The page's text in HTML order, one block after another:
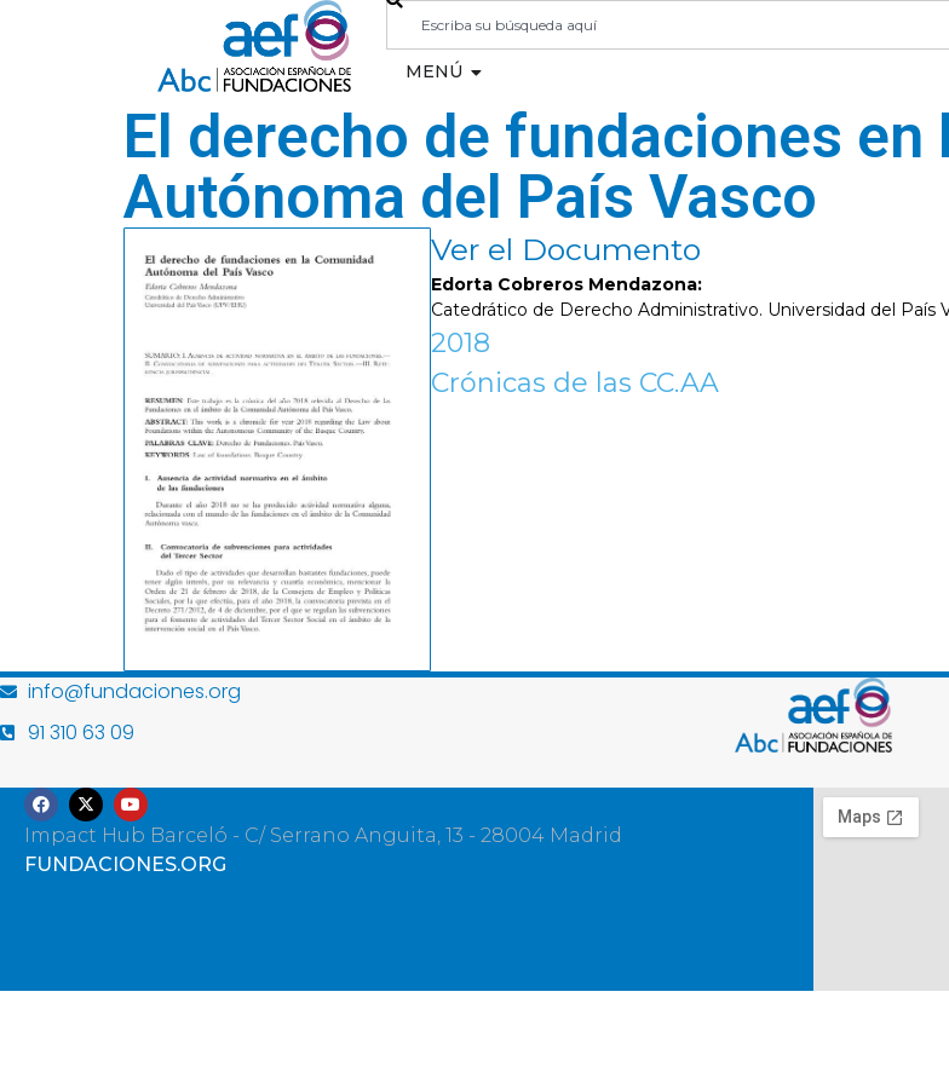
MENÚ
El derecho de fundaciones en
Autónoma del País Vasco
Ver el Documento
Edorta Cobreros Mendazona:
Catedrático de Derecho Administrativo. Universidad del País
2018
Crónicas de las CC.AA
info@fundaciones.org
91 310 63 09
Impact Hub Barceló - C/ Serrano Anguita, 13 - 28004 Madrid
FUNDACIONES.ORG